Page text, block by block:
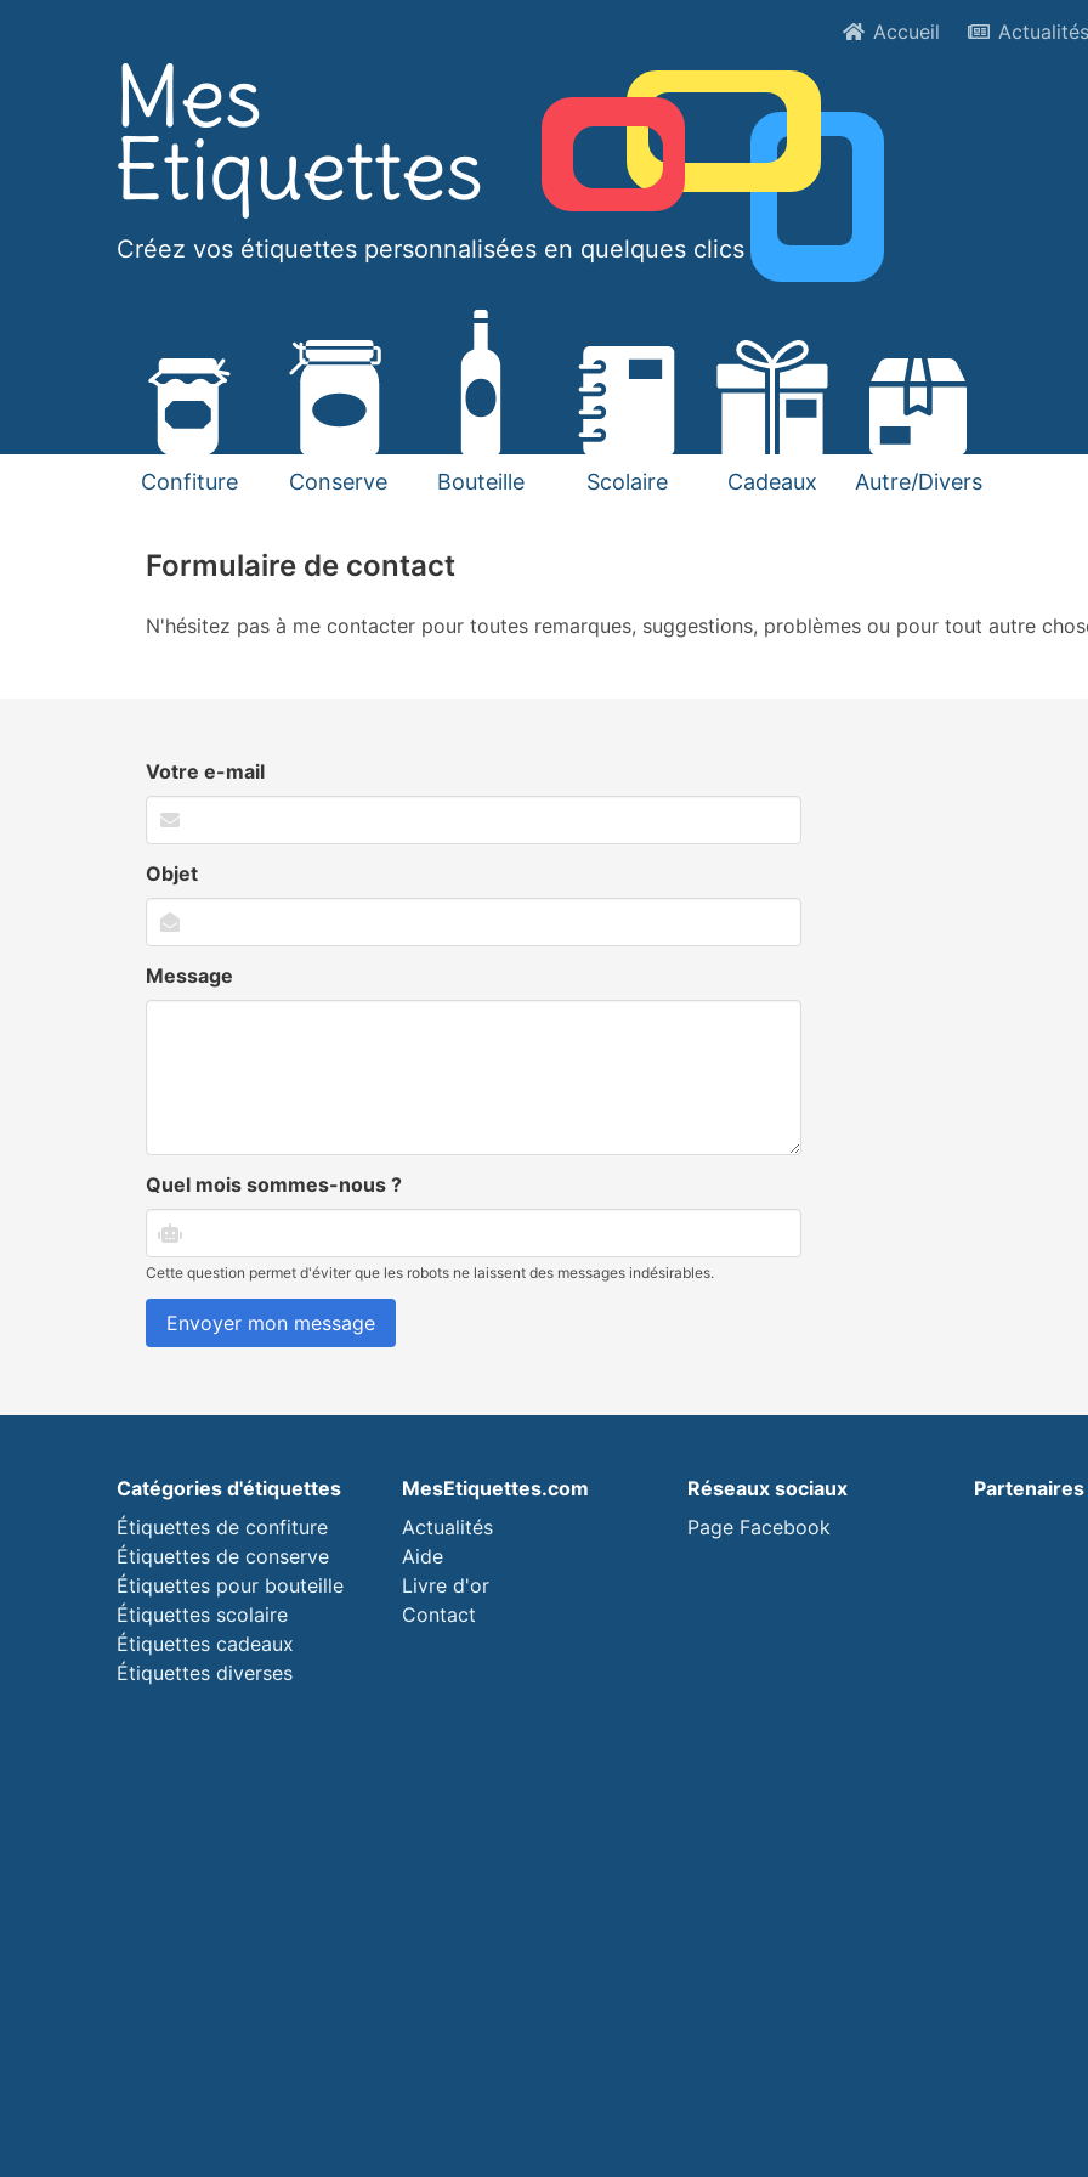
Accueil Actualités
Créez vos étiquettes personnalisées en quelques clics !
Confiture Conserve Bouteille Scolaire Cadeaux Autre/Divers
Formulaire de contact
N'hésitez pas à me contacter pour toutes remarques, suggestions, problèmes ou pour tout autre
Votre e-mail
Objet
Message
Quel mois sommes-nous ?
Cette question permet d'éviter que les robots ne laissent des messages indésirables.
Envoyer mon message
Catégories d'étiquettes
Étiquettes de confiture
Étiquettes de conserve
Étiquettes pour bouteille
Étiquettes scolaire
Étiquettes cadeaux
Étiquettes diverses
MesEtiquettes.com
Actualités
Aide
Livre d'or
Contact
Réseaux sociaux
Page Facebook
Partenaires